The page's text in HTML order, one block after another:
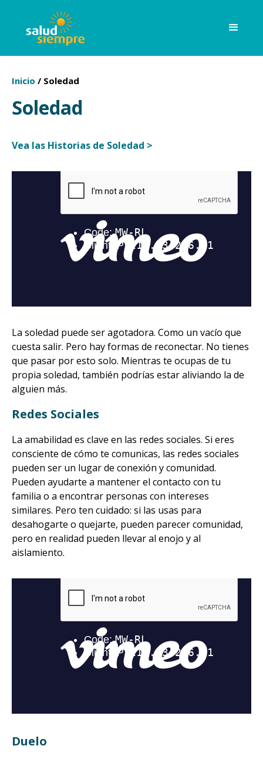
Inicio / Soledad
Soledad
Vea las Historias de Soledad >
La soledad puede ser agotadora. Como un vacío que
cuesta salir. Pero hay formas de reconectar. No tienes
que pasar por esto solo. Mientras te ocupas de tu
propia soledad, también podrías estar aliviando la de
alguien más.
Redes Sociales
La amabilidad es clave en las redes sociales. Si eres
consciente de cómo te comunicas, las redes sociales
pueden ser un lugar de conexión y comunidad.
Pueden ayudarte a mantener el contacto con tu
familia o a encontrar personas con intereses
similares. Pero ten cuidado: si las usas para
desahogarte o quejarte, pueden parecer comunidad,
pero en realidad pueden llevar al enojo y al
aislamiento.
Duelo